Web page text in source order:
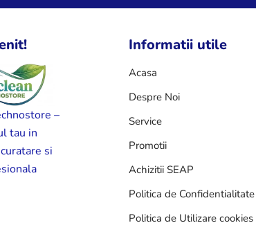
–
tau in
si
Informatii utile
Acasa
Despre Noi
Service
Promotii
Achizitii SEAP
Politica de Confidentialitate
Politica de Utilizare cookies